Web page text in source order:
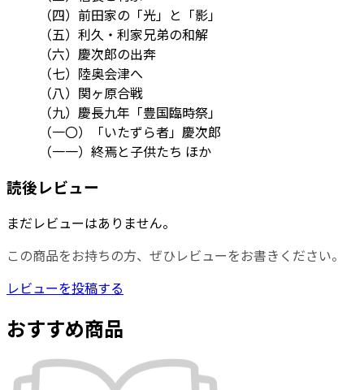
（四）前田家の「光」と「影」
（五）利久・利家兄弟の和解
（六）慶次郎の出奔
（七）陸奥会津へ
（八）関ヶ原合戦
（九）慶長九年「豊国臨時祭」
（一〇）「いたずら者」慶次郎
（一一）終焉と子供たち ほか
読後レビュー
まだレビューはありません。
この商品をお持ちの方、ぜひレビューをお書きください。
レビューを投稿する
おすすめ商品